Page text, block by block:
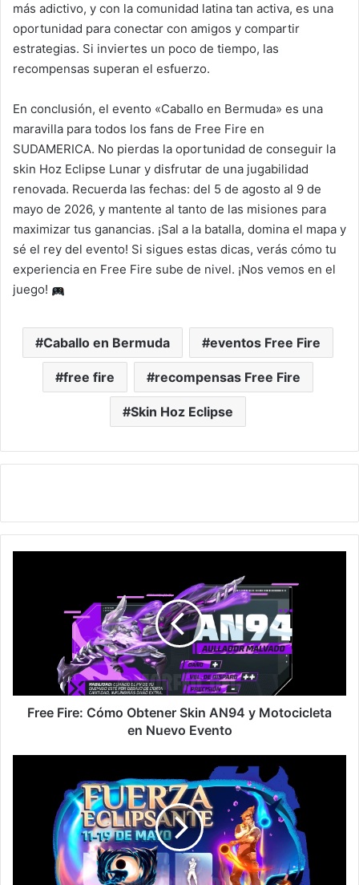
más adictivo, y con la comunidad latina tan activa, es una
oportunidad para conectar con amigos y compartir
estrategias. Si inviertes un poco de tiempo, las
recompensas superan el esfuerzo.
En conclusión, el evento «Caballo en Bermuda» es una
maravilla para todos los fans de Free Fire en
SUDAMERICA. No pierdas la oportunidad de conseguir la
skin Hoz Eclipse Lunar y disfrutar de una jugabilidad
renovada. Recuerda las fechas: del 5 de agosto al 9 de
mayo de 2026, y mantente al tanto de las misiones para
maximizar tus ganancias. ¡Sal a la batalla, domina el mapa y
sé el rey del evento! Si sigues estas dicas, verás cómo tu
experiencia en Free Fire sube de nivel. ¡Nos vemos en el
juego!
Caballo en Bermuda eventos Free Fire
free fire recompensas Free Fire
Skin Hoz Eclipse
Motocicleta
en
Nuevo
Free Fire: Cómo Obtener Skin AN94 y Motocicleta
en Nuevo Evento